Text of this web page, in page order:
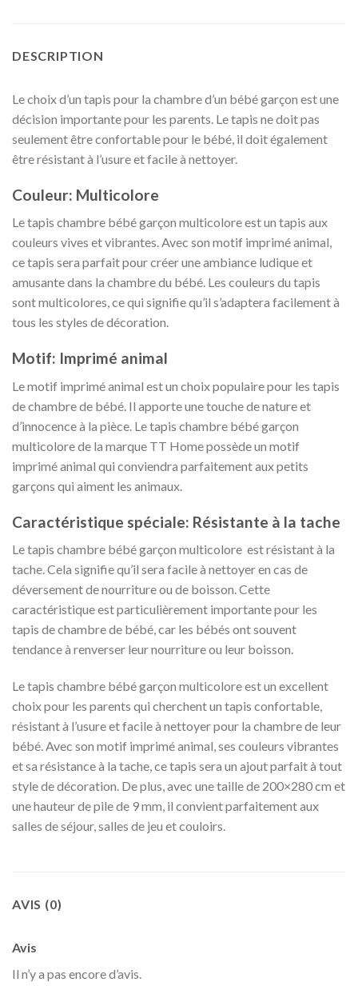
DESCRIPTION
Le choix d’un tapis pour la chambre d’un bébé garçon est une
décision importante pour les parents. Le tapis ne doit pas
seulement être confortable pour le bébé, il doit également
être résistant à l’usure et facile à nettoyer.
Couleur: Multicolore
Le tapis chambre bébé garçon multicolore est un tapis aux
couleurs vives et vibrantes. Avec son motif imprimé animal,
ce tapis sera parfait pour créer une ambiance ludique et
amusante dans la chambre du bébé. Les couleurs du tapis
sont multicolores, ce qui signifie qu’il s’adaptera facilement à
tous les styles de décoration.
Motif: Imprimé animal
Le motif imprimé animal est un choix populaire pour les tapis
de chambre de bébé. Il apporte une touche de nature et
d’innocence à la pièce. Le tapis chambre bébé garçon
multicolore de la marque TT Home possède un motif
imprimé animal qui conviendra parfaitement aux petits
garçons qui aiment les animaux.
Caractéristique spéciale: Résistante à la tache
Le tapis chambre bébé garçon multicolore est résistant à la
tache. Cela signifie qu’il sera facile à nettoyer en cas de
déversement de nourriture ou de boisson. Cette
caractéristique est particulièrement importante pour les
tapis de chambre de bébé, car les bébés ont souvent
tendance à renverser leur nourriture ou leur boisson.
Le tapis chambre bébé garçon multicolore est un excellent
choix pour les parents qui cherchent un tapis confortable,
résistant à l’usure et facile à nettoyer pour la chambre de leur
bébé. Avec son motif imprimé animal, ses couleurs vibrantes
et sa résistance à la tache, ce tapis sera un ajout parfait à tout
style de décoration. De plus, avec une taille de 200×280 cm et
une hauteur de pile de 9 mm, il convient parfaitement aux
salles de séjour, salles de jeu et couloirs.
AVIS (0)
Avis
Il n’y a pas encore d’avis.